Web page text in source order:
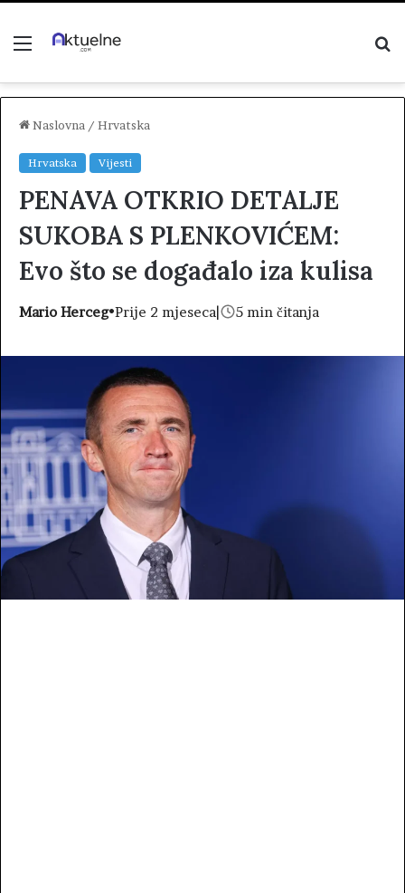
Menu
Naslovna / Hrvatska
Hrvatska Vijesti
PENAVA OTKRIO DETALJE
SUKOBA S PLENKOVIĆEM:
Evo što se događalo iza kulisa
Mario Herceg•Prije 2 mjeseca| 5 min čitanja